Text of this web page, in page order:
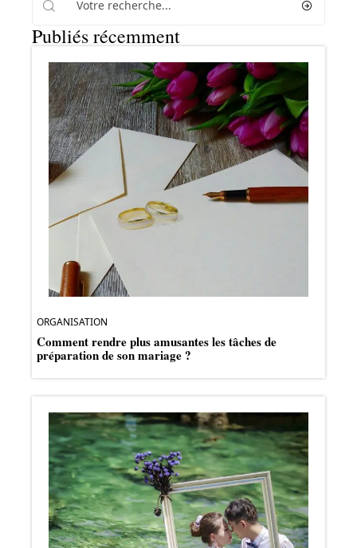
Publiés récemment
ORGANISATION
Comment rendre plus amusantes les tâches de
préparation de son mariage ?